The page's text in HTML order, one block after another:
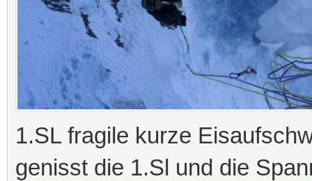
1.SL fragile kurze
genisst die 1.Sl und die